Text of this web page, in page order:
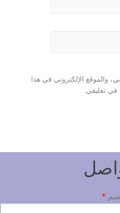
والموقع الإلكتروني في هذا
في تعليقي.
*